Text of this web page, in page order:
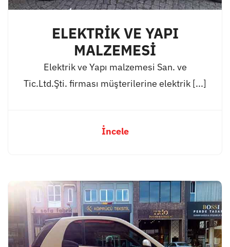
ELEKTRİK VE YAPI
MALZEMESİ
Elektrik ve Yapı malzemesi San. ve
Tic.Ltd.Şti. firması müşterilerine elektrik [...]
İncele